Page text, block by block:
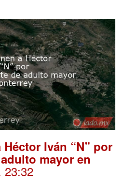
Héctor Iván “N” por
mayor en
23:32